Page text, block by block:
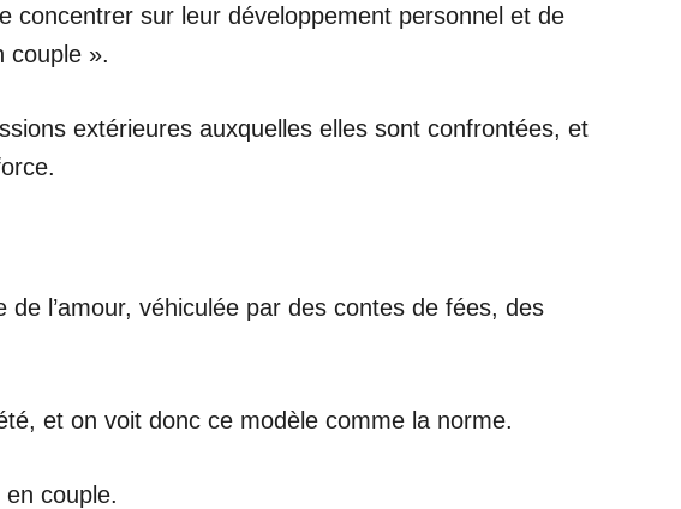
concentrer sur leur développement personnel et de
couple ».
extérieures auxquelles elles sont confrontées, et
l’amour, véhiculée par des contes de fées, des
et on voit donc ce modèle comme la norme.
couple.